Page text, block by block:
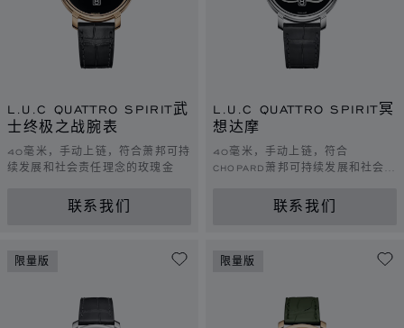
L.U.C QUATTRO SPIRIT武
士终极之战腕表
40毫米，手动上链，符合萧邦可持
续发展和社会责任理念的玫瑰金
联系我们
L.U.C QUATTRO SPIRIT冥
想达摩
40毫米，手动上链，符合
CHOPARD萧邦可持续发展和社会责
联系我们
限量版 限量版